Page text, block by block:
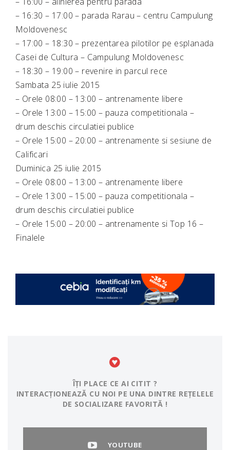
– 16:30 – 17:00 – parada Rarau – centru Campulung
Moldovenesc
– 17:00 – 18:30 – prezentarea pilotilor pe esplanada
Casei de Cultura – Campulung Moldovenesc
– 18:30 – 19:00 – revenire in parcul rece
Sambata 25 iulie 2015
– Orele 08:00 – 13:00 – antrenamente libere
– Orele 13:00 – 15:00 – pauza competitionala –
drum deschis circulatiei publice
– Orele 15:00 – 20:00 – antrenamente si sesiune de
Calificari
Duminica 25 iulie 2015
– Orele 08:00 – 13:00 – antrenamente libere
– Orele 13:00 – 15:00 – pauza competitionala –
drum deschis circulatiei publice
– Orele 15:00 – 20:00 – antrenamente si Top 16 –
Finalele
ÎȚI PLACE CE AI CITIT ?
INTERACȚIONEAZĂ CU NOI PE UNA DINTRE REȚELELE
DE SOCIALIZARE FAVORITĂ !
YOUTUBE